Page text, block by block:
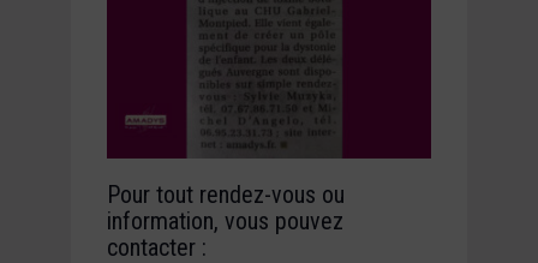
Pour tout rendez-vous ou
information, vous pouvez
contacter :